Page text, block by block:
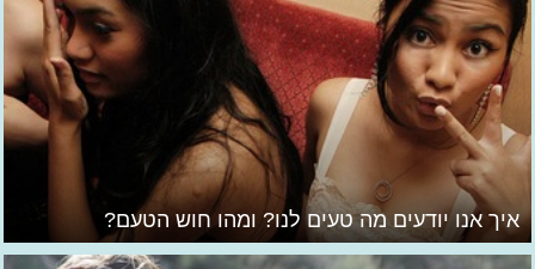
איך אנו יודעים מה טעים לנו? ומהו חוש הטעם?